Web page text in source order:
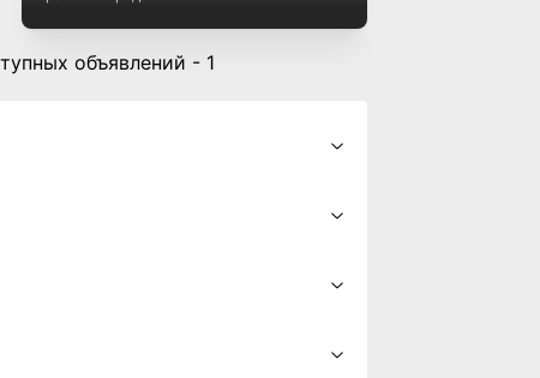
сделка купли-продажи недвижимости в
разных городах